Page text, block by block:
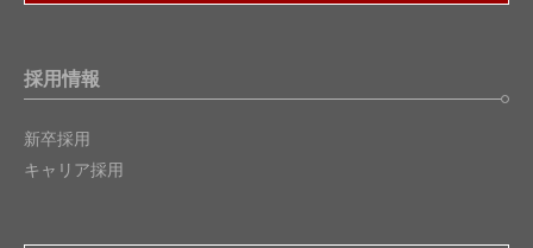
採用情報
新卒採用
キャリア採用